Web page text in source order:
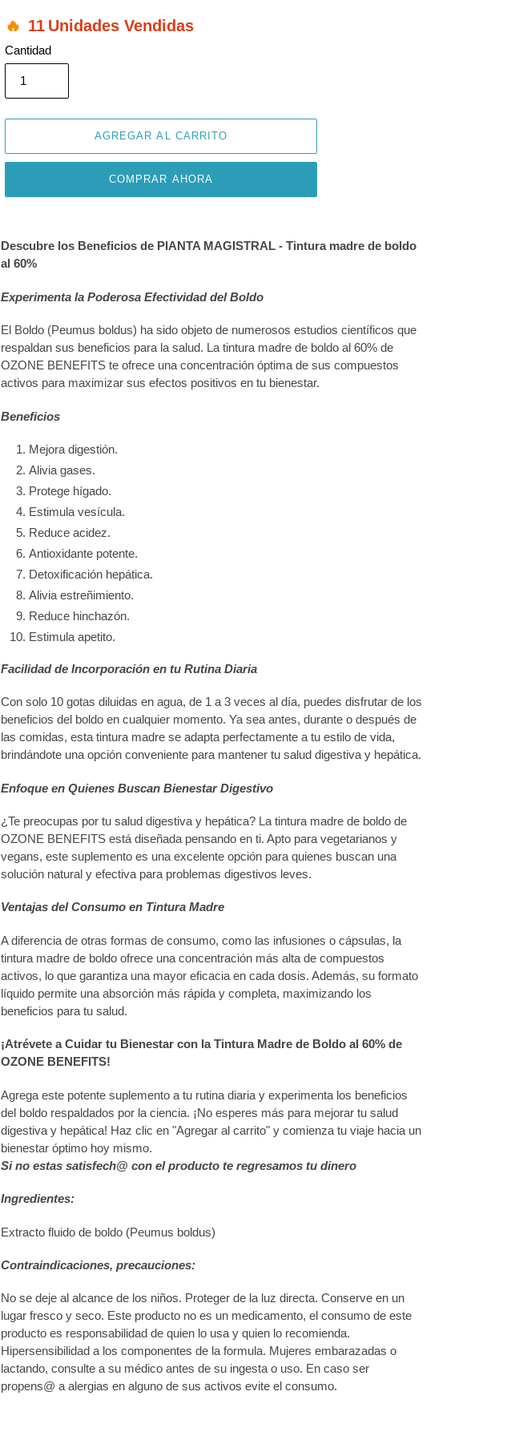
11 Unidades Vendidas
Cantidad
AGREGAR AL CARRITO
COMPRAR AHORA
el
producto
tu
de
compra
Descubre los Beneficios de PIANTA MAGISTRAL - Tintura madre de boldo
al 60%
Experimenta la Poderosa Efectividad del Boldo
El Boldo (Peumus boldus) ha sido objeto de numerosos estudios científicos que
respaldan sus beneficios para la salud. La tintura madre de boldo al 60% de
OZONE BENEFITS te ofrece una concentración óptima de sus compuestos
activos para maximizar sus efectos positivos en tu bienestar.
Beneficios
Mejora digestión.
Alivia gases.
Protege hígado.
Estimula vesícula.
Reduce acidez.
Antioxidante potente.
Detoxificación hepática.
Alivia estreñimiento.
Reduce hinchazón.
Estimula apetito.
Facilidad de Incorporación en tu Rutina Diaria
Con solo 10 gotas diluidas en agua, de 1 a 3 veces al día, puedes disfrutar de los
beneficios del boldo en cualquier momento. Ya sea antes, durante o después de
las comidas, esta tintura madre se adapta perfectamente a tu estilo de vida,
brindándote una opción conveniente para mantener tu salud digestiva y hepática.
Enfoque en Quienes Buscan Bienestar Digestivo
¿Te preocupas por tu salud digestiva y hepática? La tintura madre de boldo de
OZONE BENEFITS está diseñada pensando en ti. Apto para vegetarianos y
vegans, este suplemento es una excelente opción para quienes buscan una
solución natural y efectiva para problemas digestivos leves.
Ventajas del Consumo en Tintura Madre
A diferencia de otras formas de consumo, como las infusiones o cápsulas, la
tintura madre de boldo ofrece una concentración más alta de compuestos
activos, lo que garantiza una mayor eficacia en cada dosis. Además, su formato
líquido permite una absorción más rápida y completa, maximizando los
beneficios para tu salud.
¡Atrévete a Cuidar tu Bienestar con la Tintura Madre de Boldo al 60% de
OZONE BENEFITS!
Agrega este potente suplemento a tu rutina diaria y experimenta los beneficios
del boldo respaldados por la ciencia. ¡No esperes más para mejorar tu salud
digestiva y hepática! Haz clic en "Agregar al carrito" y comienza tu viaje hacia un
bienestar óptimo hoy mismo.
Si no estas satisfech@ con el producto te regresamos tu dinero
Ingredientes:
Extracto fluido de boldo (Peumus boldus)
Contraindicaciones, precauciones:
No se deje al alcance de los niños. Proteger de la luz directa. Conserve en un
lugar fresco y seco. Este producto no es un medicamento, el consumo de este
producto es responsabilidad de quien lo usa y quien lo recomienda.
Hipersensibilidad a los componentes de la formula. Mujeres embarazadas o
lactando, consulte a su médico antes de su ingesta o uso. En caso ser
propens@ a alergias en alguno de sus activos evite el consumo.